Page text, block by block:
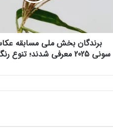
پاداش خرید شما با تارا،
محک می‌­شود
آیا جک دورسی خالق
فرضیه‌ای جدید درباره
برندگان بخش ملی مسابقه
سونی 2025 معرفی شدند؛ تنوع رنگارنگ کشورها